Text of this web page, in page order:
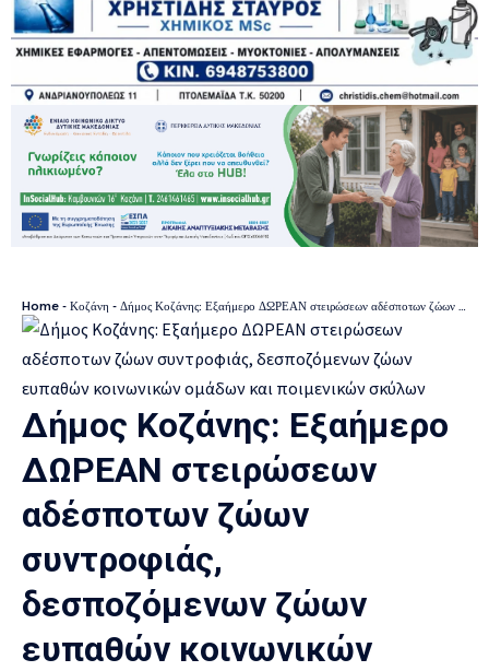
Home - Κοζάνη - Δήμος Κοζάνης: Εξαήμερο ΔΩΡΕΑΝ στειρώσεων αδέσποτων ζώων συντροφιάς, δεσποζόμενων ζώων ευπαθών κοινωνικών ομάδων και ποιμενικών σκύλων
Δήμος Κοζάνης: Εξαήμερο
ΔΩΡΕΑΝ στειρώσεων
αδέσποτων ζώων
συντροφιάς,
δεσποζόμενων ζώων
ευπαθών κοινωνικών